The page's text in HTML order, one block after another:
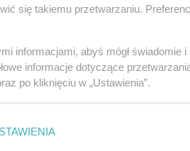
się takiemu przetwarzaniu.
informacjami, abyś mógł
informacje dotyczące
po kliknięciu w „Ustawienia”.